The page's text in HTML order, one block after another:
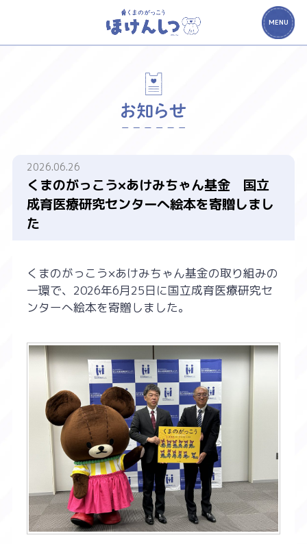
MENU
2026.06.26
くまのがっこう×あけみちゃん基金 国立
成育医療研究センターへ絵本を寄贈しまし
た
くまのがっこう×あけみちゃん基金の取り組みの
一環で、2026年6月25日に国立成育医療研究セ
ンターへ絵本を寄贈しました。